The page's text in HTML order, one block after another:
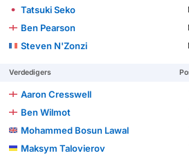
Tatsuki Seko
Ben Pearson
Steven N'Zonzi
Verdedigers
Aaron Cresswell
Ben Wilmot
Mohammed Bosun Lawal
Maksym Talovierov